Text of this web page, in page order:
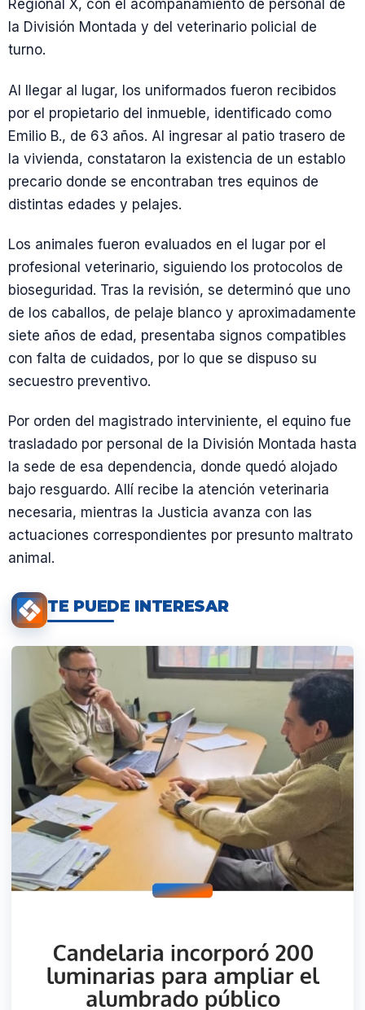
Regional X, con el acompañamiento de personal de
la División Montada y del veterinario policial de
turno.
Al llegar al lugar, los uniformados fueron recibidos
por el propietario del inmueble, identificado como
Emilio B., de 63 años. Al ingresar al patio trasero de
la vivienda, constataron la existencia de un establo
precario donde se encontraban tres equinos de
distintas edades y pelajes.
Los animales fueron evaluados en el lugar por el
profesional veterinario, siguiendo los protocolos de
bioseguridad. Tras la revisión, se determinó que uno
de los caballos, de pelaje blanco y aproximadamente
siete años de edad, presentaba signos compatibles
con falta de cuidados, por lo que se dispuso su
secuestro preventivo.
Por orden del magistrado interviniente, el equino fue
trasladado por personal de la División Montada hasta
la sede de esa dependencia, donde quedó alojado
bajo resguardo. Allí recibe la atención veterinaria
necesaria, mientras la Justicia avanza con las
actuaciones correspondientes por presunto maltrato
animal.
TE PUEDE INTERESAR